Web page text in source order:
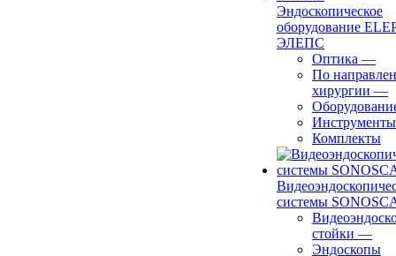
Эндоскопическое
оборудование
ЭЛЕПС
Оптика —
По
хирургии —
Инструменты
Комплекты
системы
стойки —
Эндоскопы